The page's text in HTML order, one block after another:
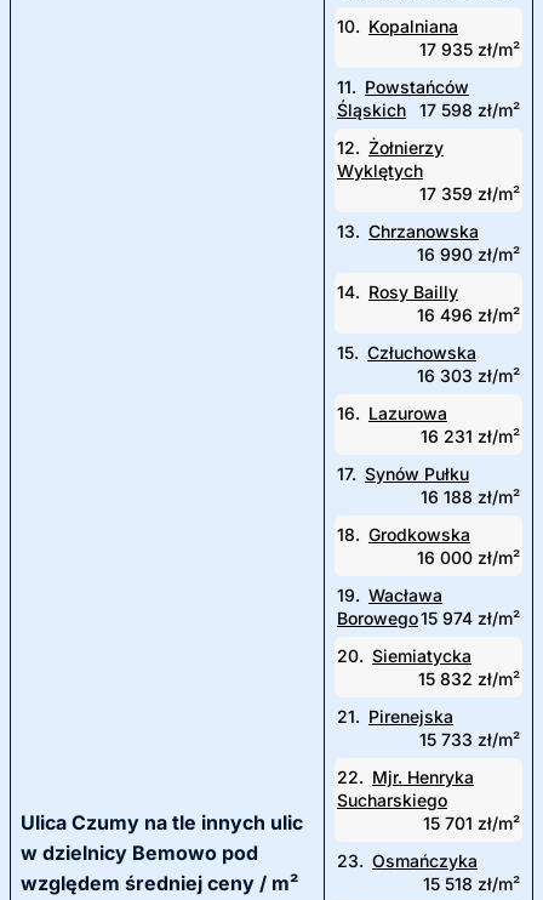
Ulica Czumy na tle innych ulic
w dzielnicy Bemowo pod
względem średniej ceny / m²
10. Kopalniana
17 935 zł/m²
11. Powstańców
Śląskich
17 598 zł/m²
12. Żołnierzy
Wyklętych
17 359 zł/m²
13. Chrzanowska
16 990 zł/m²
14. Rosy Bailly
16 496 zł/m²
15. Człuchowska
16 303 zł/m²
16. Lazurowa
16 231 zł/m²
17. Synów Pułku
16 188 zł/m²
18. Grodkowska
16 000 zł/m²
19. Wacława
Borowego15 974 zł/m²
20. Siemiatycka
15 832 zł/m²
21. Pirenejska
15 733 zł/m²
22. Mjr. Henryka
Sucharskiego
15 701 zł/m²
23. Osmańczyka
15 518 zł/m²